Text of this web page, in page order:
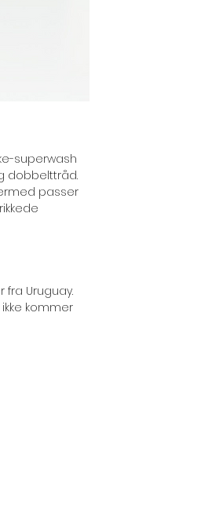
superwash
dobbelttråd.
passer
fra Uruguay.
kommer